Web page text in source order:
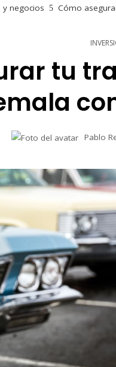
y negocios Cómo
tu
Pablo